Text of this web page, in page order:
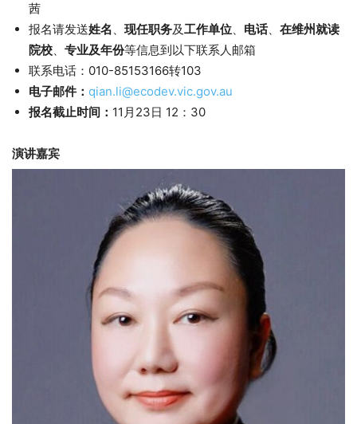
茜
报名请发送姓名、 现任职务及工作单位、 电话、 在维州就读
院校、 专业及年份等信息到以下联系人邮箱
联系电话：010-85153166转103
电子邮件： qian.li@ecodev.vic.gov.au
报名截止时间： 11月23日 12：30
演讲嘉宾